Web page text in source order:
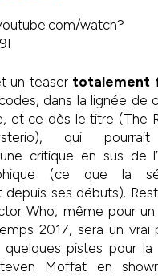
watch?
un teaser totalement
dans la lignée de
et ce dès le titre (The
qui pourrait
critique en sus de
(ce que la
depuis ses débuts).
Who, même pour un
2017, sera un vrai
quelques pistes pour la
Moffat en